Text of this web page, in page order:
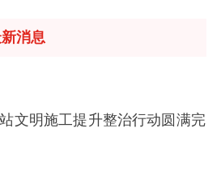
消息
文明施工提升整治行动圆满完